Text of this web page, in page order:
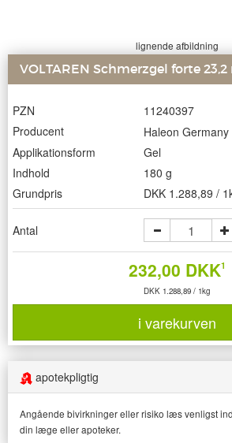
lignende afbildning
VOLTAREN Schmerzgel forte
PZN
11240397
Producent
Haleon Germany
Applikationsform
Gel
Indhold
180 g
Grundpris
DKK 1.288,89 /
Antal
232,00 DKK1
DKK 1.288,89 / 1kg
i varekurven
apotekpligtig
Angående bivirkninger eller risiko læs venligst
din læge eller apoteker.